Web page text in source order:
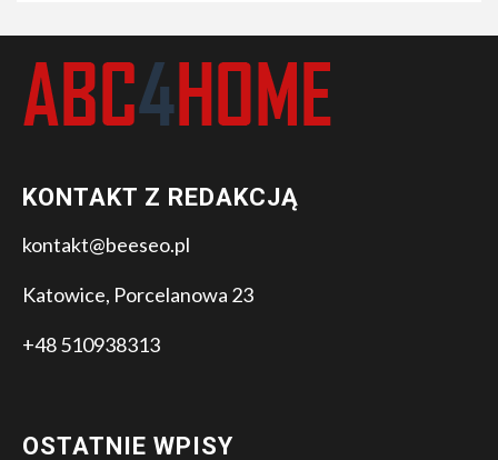
KONTAKT Z REDAKCJĄ
kontakt@beeseo.pl
Katowice, Porcelanowa 23
+48 510938313
OSTATNIE WPISY